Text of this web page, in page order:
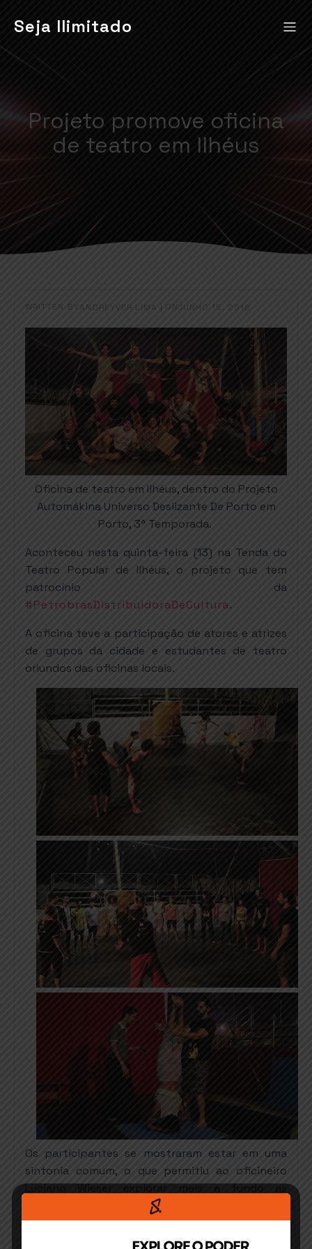
Seja Ilimitado
Projeto promove oficina
de teatro em Ilhéus
WRITTEN BY ANDREYVER LIMA ONJUNHO 15, 2018
Oficina de teatro em Ilhéus, dentro do Projeto
Automákina Universo Deslizante De Porto em
Porto, 3ª Temporada.
Aconteceu nesta quinta-feira (13) na Tenda do
Teatro Popular de Ilhéus, o projeto que tem
patrocínio da
#PetrobrasDistribuidoraDeCultura.
A oficina teve a participação de atores e atrizes
de grupos da cidade e estudantes de teatro
oriundos das oficinas locais.
Os participantes se mostraram estar em uma
sintonia comum, o que permitiu ao oficineiro
Luciano Wieser explorar mais a fundo as
potencialidades. Depois de alguns exercícios de
concentração, atenção e atividades lúdicas, o
grupo que participava parecia ter reencontrado